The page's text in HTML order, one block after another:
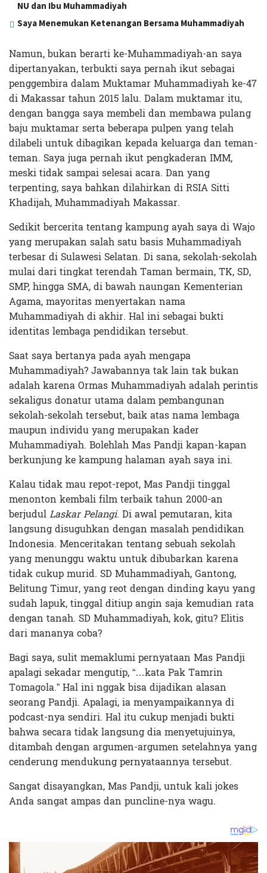
NU dan Ibu Muhammadiyah
Saya Menemukan Ketenangan Bersama Muhammadiyah
Namun, bukan berarti ke-Muhammadiyah-an saya
dipertanyakan, terbukti saya pernah ikut sebagai
penggembira dalam Muktamar Muhammadiyah ke-47
di Makassar tahun 2015 lalu. Dalam muktamar itu,
dengan bangga saya membeli dan membawa pulang
baju muktamar serta beberapa pulpen yang telah
dilabeli untuk dibagikan kepada keluarga dan teman-
teman. Saya juga pernah ikut pengkaderan IMM,
meski tidak sampai selesai acara. Dan yang
terpenting, saya bahkan dilahirkan di RSIA Sitti
Khadijah, Muhammadiyah Makassar.
Sedikit bercerita tentang kampung ayah saya di Wajo
yang merupakan salah satu basis Muhammadiyah
terbesar di Sulawesi Selatan. Di sana, sekolah-sekolah
mulai dari tingkat terendah Taman bermain, TK, SD,
SMP, hingga SMA, di bawah naungan Kementerian
Agama, mayoritas menyertakan nama
Muhammadiyah di akhir. Hal ini sebagai bukti
identitas lembaga pendidikan tersebut.
Saat saya bertanya pada ayah mengapa
Muhammadiyah? Jawabannya tak lain tak bukan
adalah karena Ormas Muhammadiyah adalah perintis
sekaligus donatur utama dalam pembangunan
sekolah-sekolah tersebut, baik atas nama lembaga
maupun individu yang merupakan kader
Muhammadiyah. Bolehlah Mas Pandji kapan-kapan
berkunjung ke kampung halaman ayah saya ini.
Kalau tidak mau repot-repot, Mas Pandji tinggal
menonton kembali film terbaik tahun 2000-an
berjudulLaskar Pelangi. Di awal pemutaran, kita
langsung disuguhkan dengan masalah pendidikan
Indonesia. Menceritakan tentang sebuah sekolah
yang menunggu waktu untuk dibubarkan karena
tidak cukup murid. SD Muhammadiyah, Gantong,
Belitung Timur, yang reot dengan dinding kayu yang
sudah lapuk, tinggal ditiup angin saja kemudian rata
dengan tanah. SD Muhammadiyah, kok, gitu? Elitis
dari mananya coba?
Bagi saya, sulit memaklumi pernyataan Mas Pandji
apalagi sekadar mengutip, “…kata Pak Tamrin
Tomagola.” Hal ini nggak bisa dijadikan alasan
seorang Pandji. Apalagi, ia menyampaikannya di
podcast-nya sendiri. Hal itu cukup menjadi bukti
bahwa secara tidak langsung dia menyetujuinya,
ditambah dengan argumen-argumen setelahnya yang
cenderung mendukung pernyataannya tersebut.
Sangat disayangkan, Mas Pandji, untuk kali jokes
Anda sangat ampas dan puncline-nya wagu.